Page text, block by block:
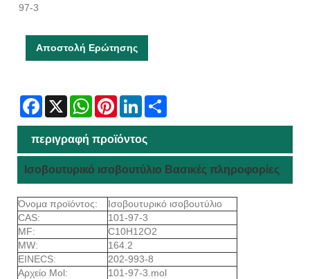
97-3
Αποστολή Ερώτησης
Facebook
X WhatsAppPinterestLinkedIn
περιγραφή προϊόντος
Ισοβουτυρικό ισοβουτύλιο Βασικές πληροφορίες
Όνομα προϊόντος:
Ισοβουτυρικό ισοβουτύλιο
CAS:
101-97-3
MF:
C10H12O2
MW:
164.2
EINECS:
202-993-8
Αρχείο Mol:
101-97-3.mol